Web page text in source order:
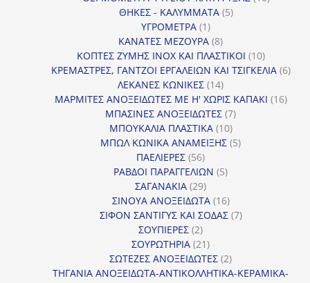
ΘΗΚΕΣ - ΚΑΛΥΜΜΑΤΑ 55
ΥΓΡΟΜΕΤΡΑ 11
προϊόν
ΚΑΝΑΤΕΣ ΜΕΖΟΥΡΑ 88
προϊόντα
ΚΟΠΤΕΣ ΖΥΜΗΣ INOX ΚΑΙ ΠΛΑΣΤΙΚΟΙ 1010
προϊόντα
ΚΡΕΜΑΣΤΡΕΣ, ΓΑΝΤΖΟΙ ΕΡΓΑΛΕΙΩΝ ΚΑΙ ΤΣΙΓΚΕΛΙΑ 66
ΛΕΚΑΝΕΣ ΚΩΝΙΚΕΣ 1414
προϊόντα
ΜΑΡΜΙΤΕΣ ΑΝΟΞΕΙΔΩΤΕΣ ΜΕ Η' ΧΩΡΙΣ ΚΑΠΑΚΙ 1616
ΜΠΑΣΙΝΕΣ ΑΝΟΞΕΙΔΩΤΕΣ 77
ΜΠΟΥΚΑΛΙΑ ΠΛΑΣΤΙΚΑ 1010
προϊόντα
ΜΠΩΛ ΚΩΝΙΚΑ ΑΝΑΜΕΙΞΗΣ 55
ΠΑΕΛΙΕΡΕΣ 5656
προϊόντα
ΡΑΒΔΟΙ ΠΑΡΑΓΓΕΛΙΩΝ 55
ΣΑΓΑΝΑΚΙΑ 2929
προϊόντα
ΣΙΝΟΥΑ ΑΝΟΞΕΙΔΩΤΑ 1616
προϊόντα
ΣΙΦΟΝ ΣΑΝΤΙΓΥΣ ΚΑΙ ΣΟΔΑΣ 77
ΣΟΥΠΙΕΡΕΣ 22
προϊόντα
ΣΟΥΡΩΤΗΡΙΑ 2121
προϊόντα
ΣΩΤΕΖΕΣ ΑΝΟΞΕΙΔΩΤΕΣ 22
προϊόντα
ΤΗΓΑΝΙΑ ΑΝΟΞΕΙΔΩΤΑ-ΑΝΤΙΚΟΛΛΗΤΙΚΑ-ΚΕΡΑΜΙΚΑ-